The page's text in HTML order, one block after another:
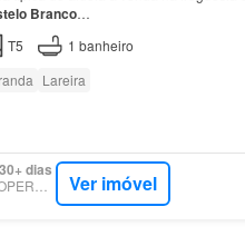
Branco…
T5
1 banheiro
Lareira
dias
Ver imóvel